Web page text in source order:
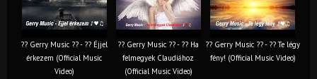
?? Gerry Music ?? - ?? Éjjel
érkezem (Official Music
Video)
?? Gerry Music ?? - ?? Ha
felmegyek Claudiához
(Official Music Video)
?? Gerry Music ?? - ?? Te légy
fény! (Official Music Video)